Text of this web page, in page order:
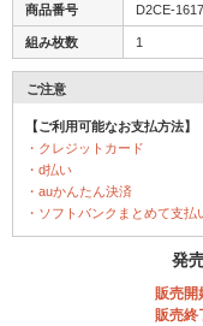
商品番号 D2CE-
組み枚数 1
ご注意
【ご利用可能なお支払方法】
・クレジットカード
・d払い
・auかんたん決済
・ソフトバンクまとめて支
発
販売開
販売終